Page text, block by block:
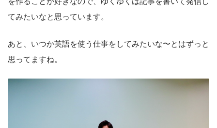
てみたいなと思っています。
あと、いつか英語を使う仕事をしてみたいな〜とはずっと
思ってますね。